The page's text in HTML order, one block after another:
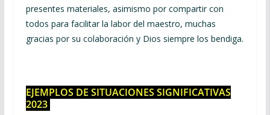
presentes materiales, asimismo por compartir con
todos para facilitar la labor del maestro, muchas
gracias por su colaboración y Dios siempre los bendiga.
EJEMPLOS DE SITUACIONES SIGNIFICATIVAS
2023